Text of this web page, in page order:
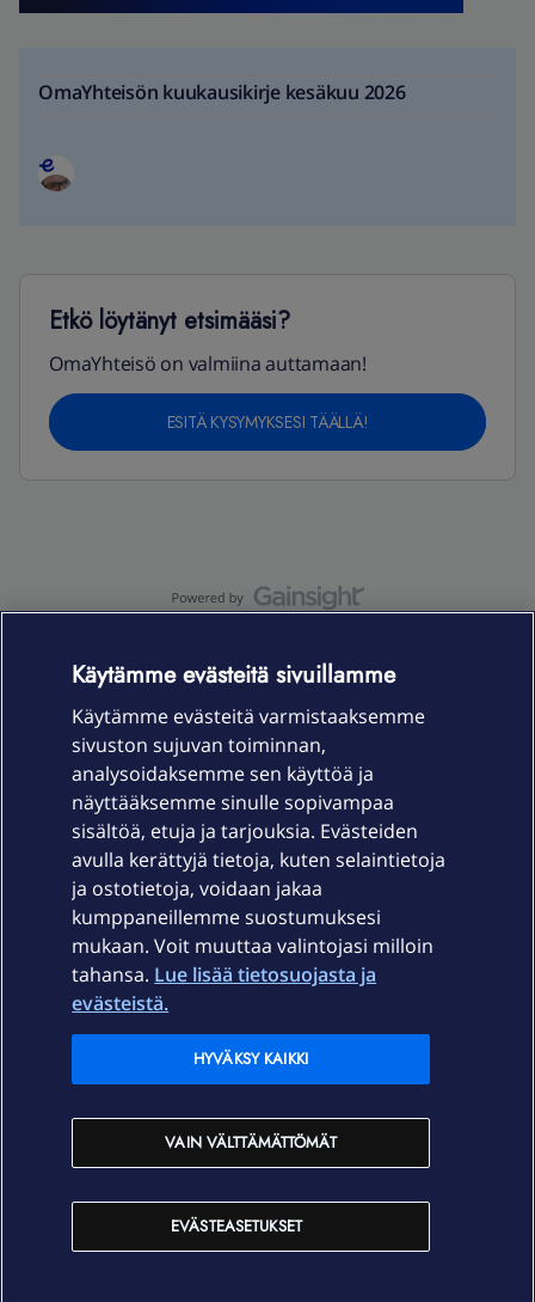
OmaYhteisön kuukausikirje kesäkuu 2026
Etkö löytänyt etsimääsi?
OmaYhteisö on valmiina auttamaan!
ESITÄ KYSYMYKSESI TÄÄLLÄ!
Laitteet & liittymät
Palvelut
Ajankohtaista
Elisa Oyj
In English
Käytämme evästeitä sivuillamme
Käytämme evästeitä varmistaaksemme
sivuston sujuvan toiminnan,
analysoidaksemme sen käyttöä ja
näyttääksemme sinulle sopivampaa
sisältöä, etuja ja tarjouksia. Evästeiden
avulla kerättyjä tietoja, kuten selaintietoja
ja ostotietoja, voidaan jakaa
kumppaneillemme suostumuksesi
mukaan. Voit muuttaa valintojasi milloin
tahansa. Lue lisää tietosuojasta ja
evästeistä.
EVÄSTEASETUKSET
VAIN VÄLTTÄMÄTTÖMÄT
HYVÄKSY KAIKKI